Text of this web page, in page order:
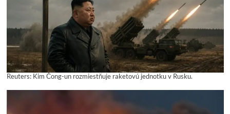
Reuters: Kim Čong-un rozmiestňuje raketovú jednotku v Rusku.